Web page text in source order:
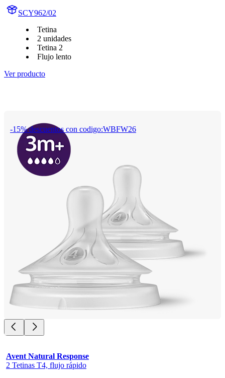
SCY962/02
Tetina
2 unidades
Tetina 2
Flujo lento
Ver producto
-15% descuentos con codigo:WBFW26
Avent Natural Response
2 Tetinas T4, flujo rápido